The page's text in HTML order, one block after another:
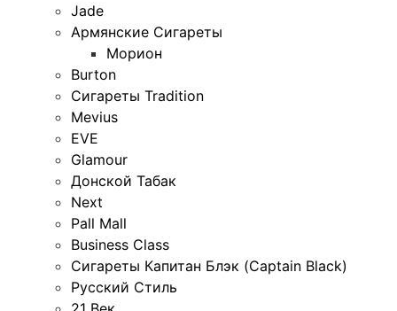
Jade
Армянские Сигареты
Морион
Burton
Сигареты Tradition
Mevius
EVE
Glamour
Донской Табак
Next
Pall Mall
Business Class
Сигареты Капитан Блэк (Captain Black)
Русский Стиль